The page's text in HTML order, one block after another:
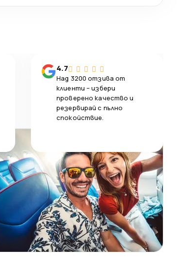
4.7
Над 3200 отзива от
клиенти – избери
проверено качество и
резервирай с пълно
спокойствие.